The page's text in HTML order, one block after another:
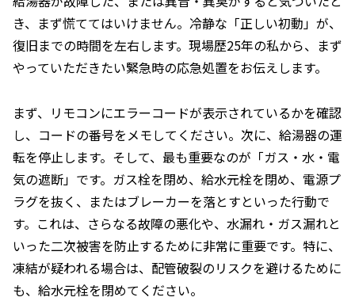
き、まず慌ててはいけません。冷静な「正しい初動」が、
復旧までの時間を左右します。現場歴25年の私から、まず
やっていただきたい緊急時の応急処置をお伝えします。
まず、リモコンにエラーコードが表示されているかを確認
し、コードの番号をメモしてください。次に、給湯器の運
転を停止します。そして、最も重要なのが「ガス・水・電
気の遮断」です。ガス栓を閉め、給水元栓を閉め、電源プ
ラグを抜く、またはブレーカーを落とすといった行動で
す。これは、さらなる故障の悪化や、水漏れ・ガス漏れと
いった二次被害を防止するために非常に重要です。特に、
凍結が疑われる場合は、配管破裂のリスクを避けるために
も、給水元栓を閉めてください。